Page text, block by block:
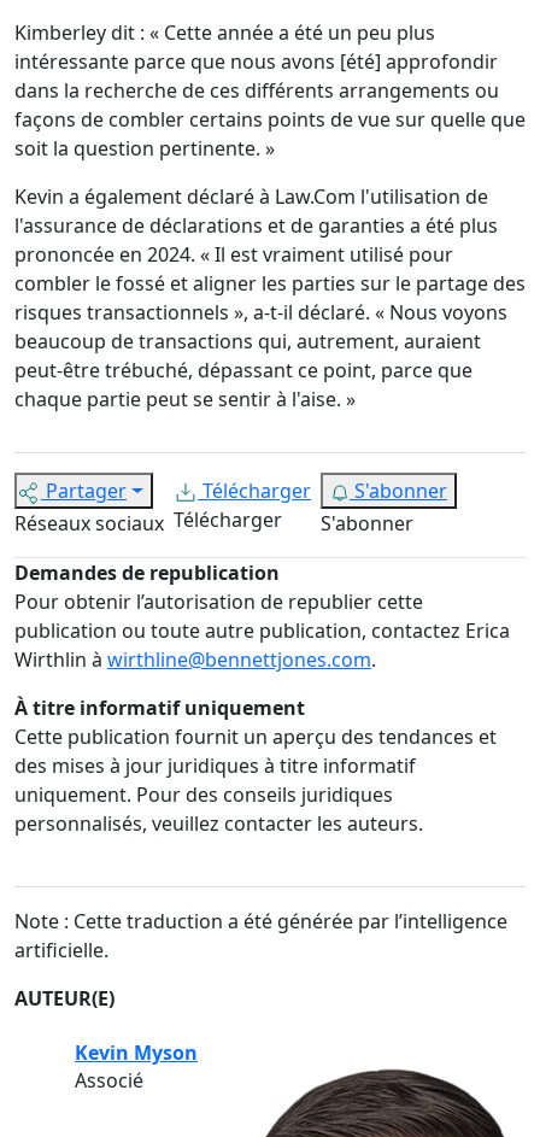
Kimberley dit : « Cette année a été un peu plus
intéressante parce que nous avons [été] approfondir
dans la recherche de ces différents arrangements ou
façons de combler certains points de vue sur quelle que
soit la question pertinente. »
Kevin a également déclaré à Law.Com l'utilisation de
l'assurance de déclarations et de garanties a été plus
prononcée en 2024. « Il est vraiment utilisé pour
combler le fossé et aligner les parties sur le partage des
risques transactionnels », a-t-il déclaré. « Nous voyons
beaucoup de transactions qui, autrement, auraient
peut-être trébuché, dépassant ce point, parce que
chaque partie peut se sentir à l'aise. »
Partager
Réseaux sociaux
Télécharger
Télécharger
S'abonner
S'abonner
Demandes de republication
Pour obtenir l’autorisation de republier cette
publication ou toute autre publication, contactez Erica
Wirthlin à wirthline@bennettjones.com.
À titre informatif uniquement
Cette publication fournit un aperçu des tendances et
des mises à jour juridiques à titre informatif
uniquement. Pour des conseils juridiques
personnalisés, veuillez contacter les auteurs.
Note : Cette traduction a été générée par l’intelligence
artificielle.
AUTEUR(E)
Kevin Myson
Associé